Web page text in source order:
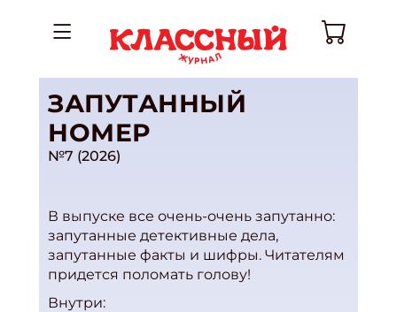
ЗАПУТАННЫЙ
НОМЕР
№7 (2026)
В выпуске все очень-очень запутанно:
запутанные детективные дела,
запутанные факты и шифры. Читателям
придется поломать голову!
Внутри: